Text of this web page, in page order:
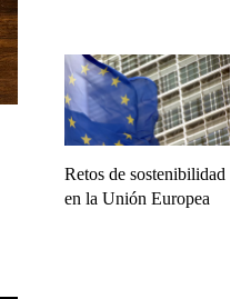
Retos de sostenibilidad
en la Unión Europea